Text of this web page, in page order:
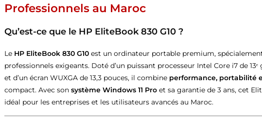
Professionnels au Maroc
Qu’est-ce que le HP EliteBook 830 G10 ?
Le HP EliteBook 830 G10 est un ordinateur portable premium,
professionnels exigeants. Doté d’un puissant processeur Intel Core i7 de 13ᵉ
et d’un écran WUXGA de 13,3 pouces, il combine performance, portabilité
compact. Avec son système Windows 11 Pro et sa garantie de 3 ans, cet
idéal pour les entreprises et les utilisateurs avancés au Maroc.